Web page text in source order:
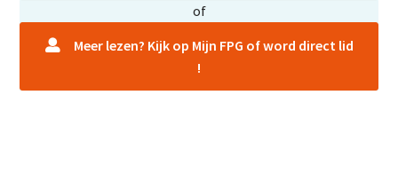
of
Meer lezen? Kijk op Mijn FPG of word direct lid
!